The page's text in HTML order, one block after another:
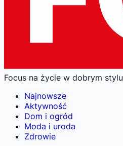
Focus na życie w dobrym stylu
Najnowsze
Aktywność
Dom i ogród
Moda i uroda
Zdrowie